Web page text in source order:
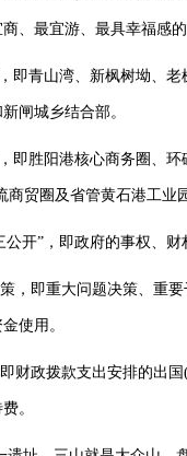
、最宜游、最具幸福感的
即青山湾、新枫树坳、老
闸城乡结合部。
即胜阳港核心商务圈、
商贸圈及省管黄石港工业
公开”，即政府的事权、财
，即重大问题决策、重
使用。
财政拨款支出安排的出
。